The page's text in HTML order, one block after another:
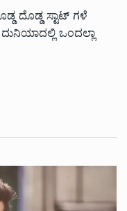
ದೊಡ್ಡ ಸ್ಟಾಟ್ ಗಳೆ
ಒಂದಲ್ಲಾ